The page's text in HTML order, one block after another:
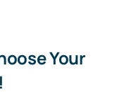
Your